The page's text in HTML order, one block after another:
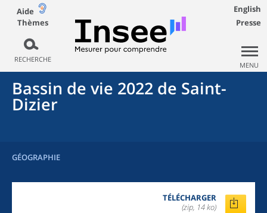
Aide
Thèmes
RECHERCHE
English
Presse
MENU
Bassin de vie 2022 de Saint-
Dizier
GÉOGRAPHIE
TÉLÉCHARGER
(zip, 14 ko)